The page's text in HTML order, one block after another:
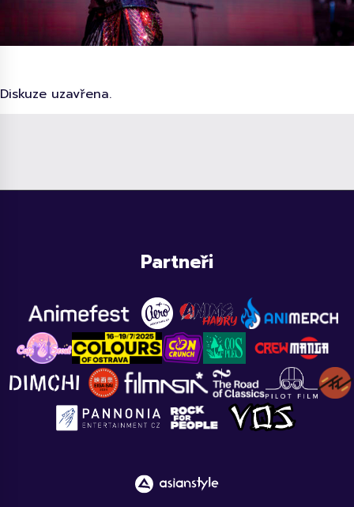
Diskuze uzavřena.
Partneři